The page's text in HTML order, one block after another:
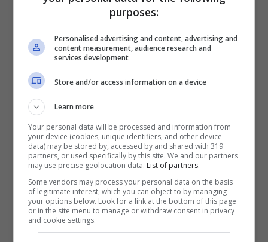
I funerali di Maurizio Costanzo:
l’ultimo abbraccio delle istituzioni
purposes:
Personalised advertising and content, advertising and
content measurement, audience research and
services development
Store and/or access information on a device
Learn more
Your personal data will be processed and information from
your device (cookies, unique identifiers, and other device
data) may be stored by, accessed by and shared with 319
partners, or used specifically by this site. We and our partners
may use precise geolocation data. List of partners.
Some vendors may process your personal data on the basis
of legitimate interest, which you can object to by managing
your options below. Look for a link at the bottom of this page
or in the site menu to manage or withdraw consent in privacy
and cookie settings.